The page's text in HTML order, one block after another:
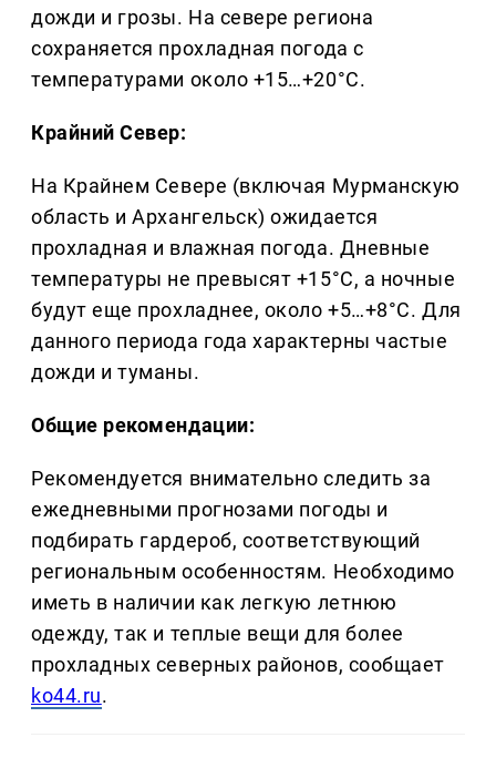
дожди и грозы. На севере региона
сохраняется прохладная погода с
температурами около +15…+20°C.
Крайний Север:
На Крайнем Севере (включая Мурманскую
область и Архангельск) ожидается
прохладная и влажная погода. Дневные
температуры не превысят +15°C, а ночные
будут еще прохладнее, около +5…+8°C. Для
данного периода года характерны частые
дожди и туманы.
Общие рекомендации:
Рекомендуется внимательно следить за
ежедневными прогнозами погоды и
подбирать гардероб, соответствующий
региональным особенностям. Необходимо
иметь в наличии как легкую летнюю
одежду, так и теплые вещи для более
прохладных северных районов, сообщает
ko44.ru.